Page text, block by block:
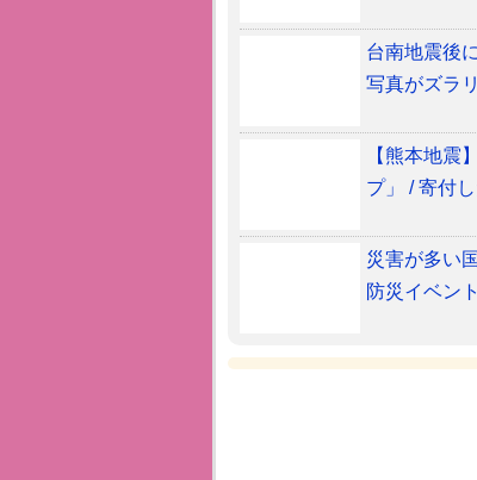
台南地震後
写真がズラ
【熊本地震
プ」 / 寄付
災害が多い
防災イベン